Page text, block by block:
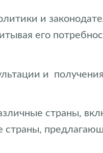
и
его
и
страны,
страны,